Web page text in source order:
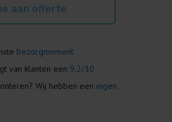
aan offerte
bezorgmoment
van klanten een 9,2/10
Wij hebben een eigen